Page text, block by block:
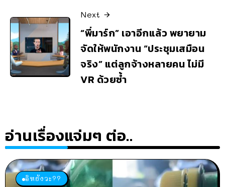
Next
“พี่มาร์ก” เอาอีกแล้ว พยายาม
จัดให้พนักงาน “ประชุมเสมือน
จริง” แต่ลูกจ้างหลายคน ไม่มี
VR ด้วยซ้ำ
อ่านเรื่องแจ่มๆ ต่อ..
อิหยังวะ??